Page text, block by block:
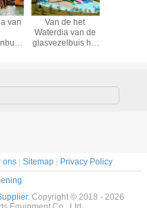
van
Van de het
Waterdia van de
glasvezelbuis het
ons| Sitemap|
Privacy Policy
Copyright © 2018 - 2026